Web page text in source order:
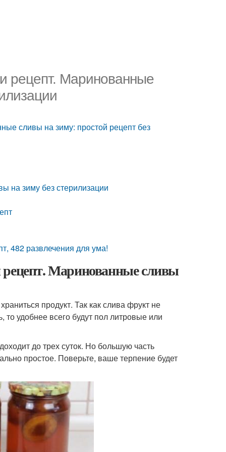
рецепт. Маринованные
сливы на зиму: простой рецепт без
на зиму без стерилизации
482 развлечения для ума!
Маринованные сливы
продукт. Так как слива фрукт не
то удобнее всего будут пол литровые или
до трех суток. Но большую часть
простое. Поверьте, ваше терпение будет